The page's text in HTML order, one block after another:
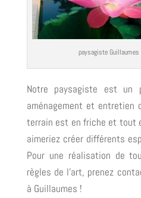
paysagiste
Notre paysagiste est un
aménagement et entretien
terrain est en friche et tout
aimeriez créer différents
Pour une réalisation de
règles de l’art, prenez
à Guillaumes !